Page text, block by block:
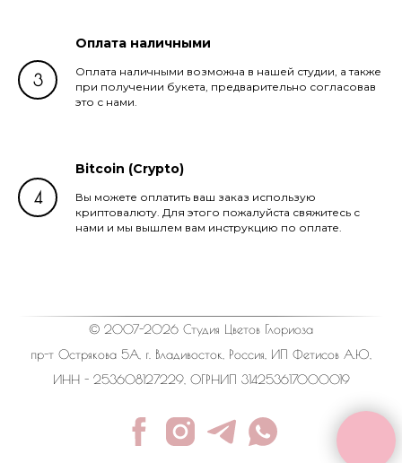
Оплата наличными
Оплата наличными возможна в нашей студии, а также
при получении букета, предварительно согласовав
это с нами.
Bitcoin (Crypto)
Вы можете оплатить ваш заказ использую
криптовалюту. Для этого пожалуйста свяжитесь с
нами и мы вышлем вам инструкцию по оплате.
© 2007-2026 Студия Цветов Глориоза
пр-т Острякова 5А, г. Владивосток, Россия, ИП Фетисов А.Ю,
ИНН - 253608127229, ОГРНИП 314253617000019